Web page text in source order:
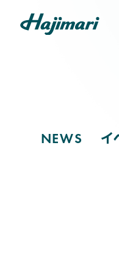
NEWS イ